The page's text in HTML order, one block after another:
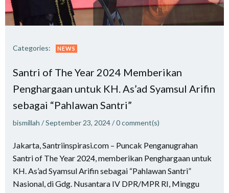
Categories: NEWS
Santri of The Year 2024 Memberikan
Penghargaan untuk KH. As’ad Syamsul Arifin
sebagai “Pahlawan Santri”
bismillah /September 23, 2024/0comment(s)
Jakarta, Santriinspirasi.com – Puncak Penganugrahan
Santri of The Year 2024, memberikan Penghargaan untuk
KH. As’ad Syamsul Arifin sebagai “Pahlawan Santri”
Nasional, di Gdg. Nusantara IV DPR/MPR RI, Minggu